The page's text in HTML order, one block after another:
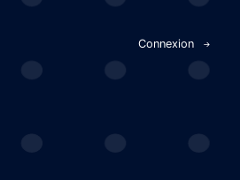
Connexion